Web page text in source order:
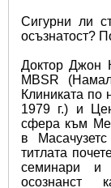
Сигурни ли
осъзнатост?
Доктор Джон
MBSR
Клиниката по
1979 г.) и
сфера към
в
титлата
семинари и
осознанст